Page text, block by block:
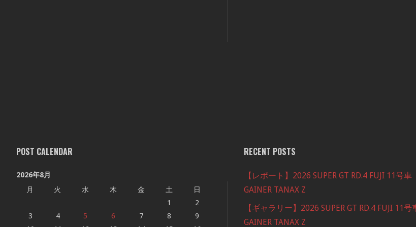
POST CALENDAR
2026年8月
月
火 水 木 金 土
日
1
2
3
4 5 6 7 8
9
RECENT POSTS
【レポート】2026 SUPER GT RD.4 FUJI 11号車
GAINER TANAX Z
【ギャラリー】2026 SUPER GT RD.4 FUJI 11号
GAINER TANAX Z